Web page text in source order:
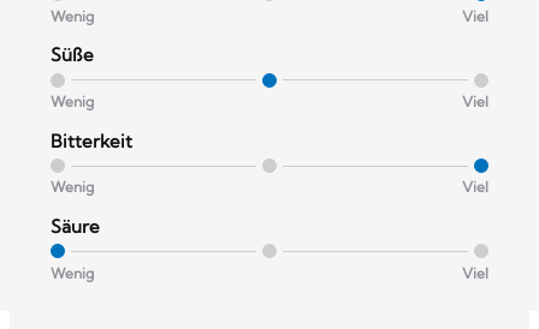
Wenig Viel
Süße
Wenig Viel
Bitterkeit
Wenig Viel
Säure
Wenig Viel